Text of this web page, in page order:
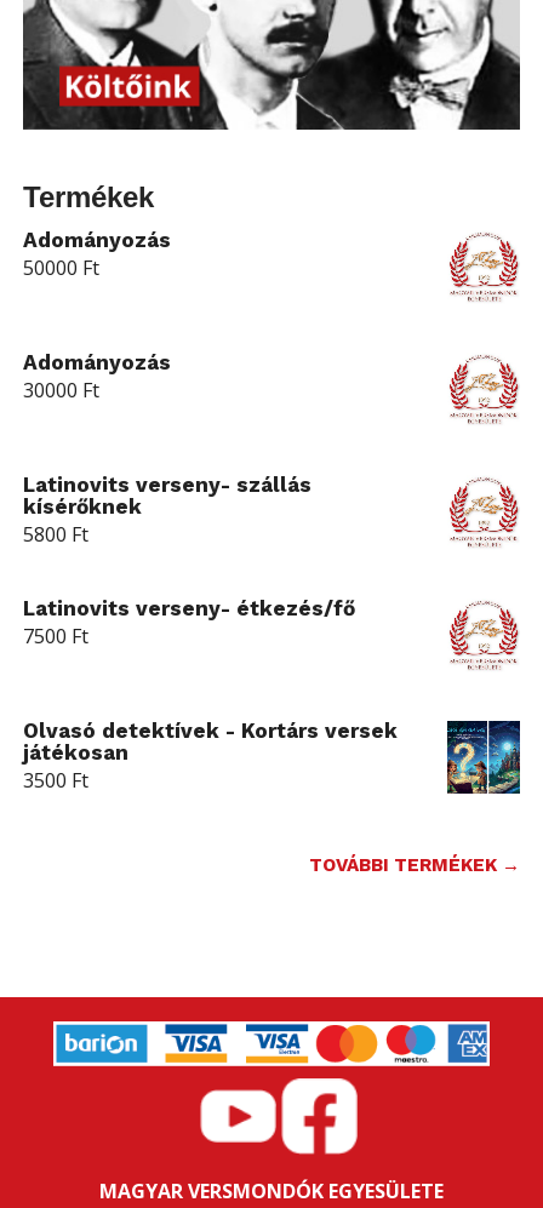
Termékek
Adományozás
50000 Ft
Adományozás
30000 Ft
Latinovits verseny- szállás
kísérőknek
5800 Ft
Latinovits verseny- étkezés/fő
7500 Ft
Olvasó detektívek - Kortárs versek
játékosan
3500 Ft
TOVÁBBI TERMÉKEK →
MAGYAR VERSMONDÓK EGYESÜLETE